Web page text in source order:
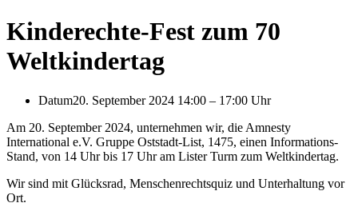
Kinderechte-Fest zum 70
Weltkindertag
Datum20. September 2024 14:00 – 17:00 Uhr
Am 20. September 2024, unternehmen wir, die Amnesty
International e.V. Gruppe Oststadt-List, 1475, einen Informations-
Stand, von 14 Uhr bis 17 Uhr am Lister Turm zum Weltkindertag.
Wir sind mit Glücksrad, Menschenrechtsquiz und Unterhaltung vor
Ort.